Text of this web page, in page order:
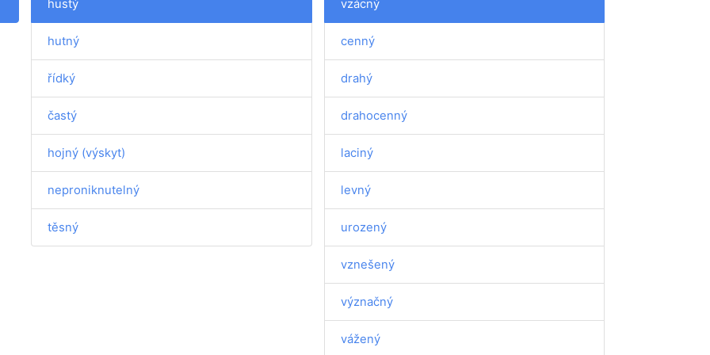
hustý
hutný
řídký
častý
hojný (výskyt)
neproniknutelný
těsný
vzácný
cenný
drahý
drahocenný
laciný
levný
urozený
vznešený
význačný
vážený